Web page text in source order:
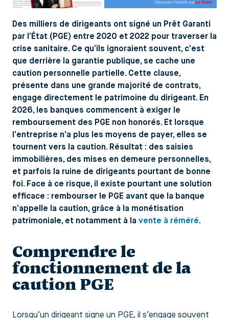
Des milliers de dirigeants ont signé un Prêt Garanti
par l’État (PGE) entre 2020 et 2022 pour traverser la
crise sanitaire. Ce qu’ils ignoraient souvent, c’est
que derrière la garantie publique, se cache une
caution personnelle partielle. Cette clause,
présente dans une grande majorité de contrats,
engage directement le patrimoine du dirigeant. En
2026, les banques commencent à exiger le
remboursement des PGE non honorés. Et lorsque
l’entreprise n’a plus les moyens de payer, elles se
tournent vers la caution. Résultat : des saisies
immobilières, des mises en demeure personnelles,
et parfois la ruine de dirigeants pourtant de bonne
foi. Face à ce risque, il existe pourtant une solution
efficace : rembourser le PGE avant que la banque
n’appelle la caution, grâce à la monétisation
patrimoniale, et notamment à la vente à réméré.
Comprendre le
fonctionnement de la
caution PGE
Lorsqu’un dirigeant signe un PGE, il s’engage souvent